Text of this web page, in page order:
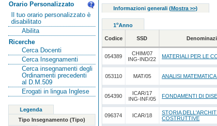
Orario Personalizzato
Il tuo orario personalizzato è
disabilitato
Abilita
Ricerche
Cerca Docenti
Cerca Insegnamenti
Cerca insegnamenti degli
Ordinamenti precedenti
al D.M.509
Erogati in lingua Inglese
Legenda
Tipo Insegnamento (Tipo)
Informazioni generali (Mostra >>)
1oAnno
Codice SSD
054389
CHIM/07
ING-IND/22
MATERIALI PER LE
053110 MAT/05 ANALISI MATEMATICA
054390
ICAR/17
ING-INF/05
FONDAMENTI DI
096374 ICAR/18
STORIA
COSTRUTTIVE